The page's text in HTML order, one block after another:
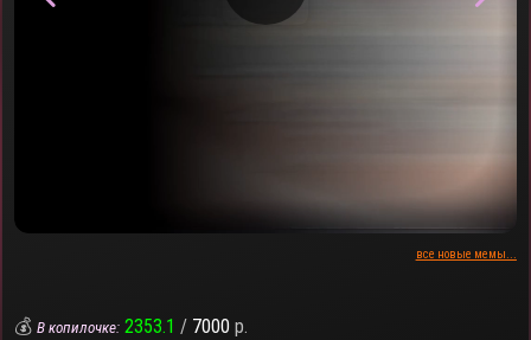
все новые мемы...
💰В копилочке: 2353.1 / 7000 р.